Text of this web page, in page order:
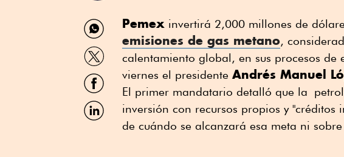
Compartir
por
WhatsApp
Compartir
por
Twitter
Compartir
por
Facebook
Compartir
por
Pemex invertirá 2,000 millones de
emisiones de gas metano,
calentamiento global, en sus procesos
viernes el presidente Andrés Manuel
El primer mandatario detalló que la
inversión con recursos propios y
de cuándo se alcanzará esa meta ni